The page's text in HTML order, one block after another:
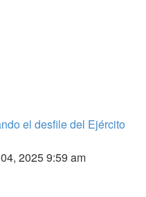
el desfile del Ejército
2025 9:59 am